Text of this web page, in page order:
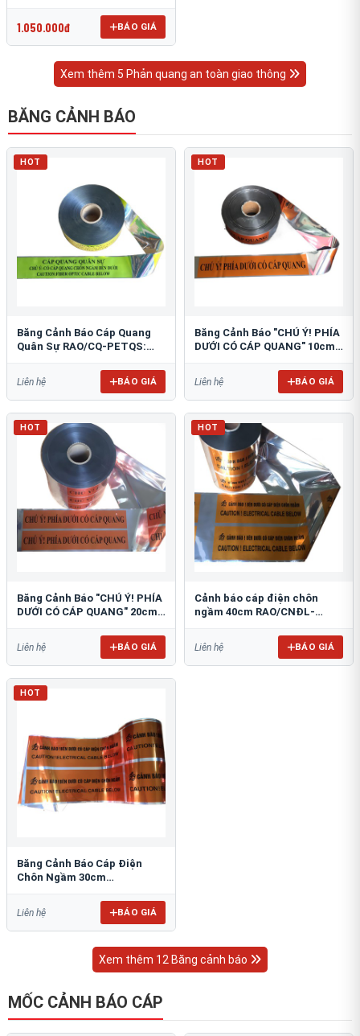
1.050.000đ BÁO GIÁ
Xem thêm 5 Phản quang an toàn giao thông
BĂNG CẢNH BÁO
HOT
Băng Cảnh Báo Cáp Quang
Quân Sự RAO/CQ-PETQS:
Liên hệ BÁO GIÁ
HOT
Băng Cảnh Báo "CHÚ Ý! PHÍA
DƯỚI CÓ CÁP QUANG" 10cm:
Liên hệ BÁO GIÁ
HOT
Băng Cảnh Báo "CHÚ Ý! PHÍA
DƯỚI CÓ CÁP QUANG" 20cm
Liên hệ BÁO GIÁ
HOT
Cảnh báo cáp điện chôn
ngầm 40cm RAO/CNĐL-
Liên hệ BÁO GIÁ
HOT
Băng Cảnh Báo Cáp Điện
Chôn Ngầm 30cm
Liên hệ BÁO GIÁ
Xem thêm 12 Băng cảnh báo
MỐC CẢNH BÁO CÁP